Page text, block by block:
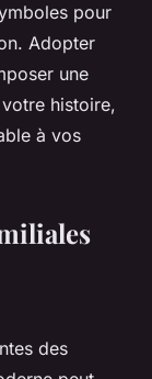
pour
Adopter
une
histoire,
à vos
des